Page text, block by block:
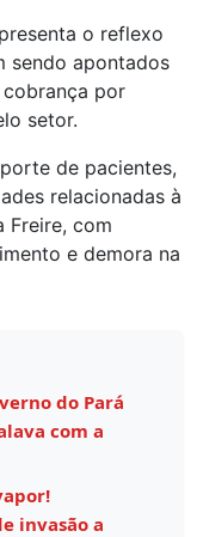
o reflexo
sendo apontados
por
setor.
de pacientes,
relacionadas à
Freire, com
e demora na
do Pará
com a
invasão a